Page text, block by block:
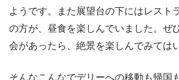
ようです。また展望台の下にはレスト
の方が、昼食を楽しんでいました。ぜ
会があったら、絶景を楽しんでみては
そんなこんなでデリーへの移動も帰国